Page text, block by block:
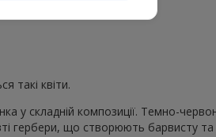
такі квіти.
складній композиції. Темно-
гербери, що створюють барвисту та